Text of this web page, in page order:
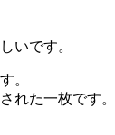
いです。
。
れた一枚です。